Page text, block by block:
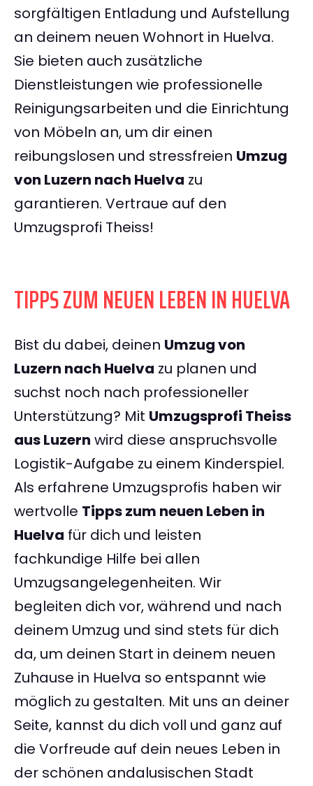
sorgfältigen Entladung und Aufstellung
an deinem neuen Wohnort in Huelva.
Sie bieten auch zusätzliche
Dienstleistungen wie professionelle
Reinigungsarbeiten und die Einrichtung
von Möbeln an, um dir einen
reibungslosen und stressfreien Umzug
von Luzern nach Huelva zu
garantieren. Vertraue auf den
Umzugsprofi Theiss!
TIPPS ZUM NEUEN LEBEN IN HUELVA
Bist du dabei, deinen Umzug von
Luzern nach Huelva zu planen und
suchst noch nach professioneller
Unterstützung? Mit Umzugsprofi Theiss
aus Luzern wird diese anspruchsvolle
Logistik-Aufgabe zu einem Kinderspiel.
Als erfahrene Umzugsprofis haben wir
wertvolle Tipps zum neuen Leben in
Huelva für dich und leisten
fachkundige Hilfe bei allen
Umzugsangelegenheiten. Wir
begleiten dich vor, während und nach
deinem Umzug und sind stets für dich
da, um deinen Start in deinem neuen
Zuhause in Huelva so entspannt wie
möglich zu gestalten. Mit uns an deiner
Seite, kannst du dich voll und ganz auf
die Vorfreude auf dein neues Leben in
der schönen andalusischen Stadt